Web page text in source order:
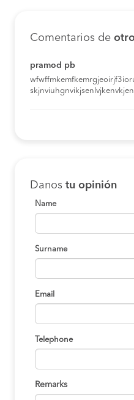
Comentarios de
pramod pb
Danos tu opinión
Name
Surname
Email
Telephone
Remarks